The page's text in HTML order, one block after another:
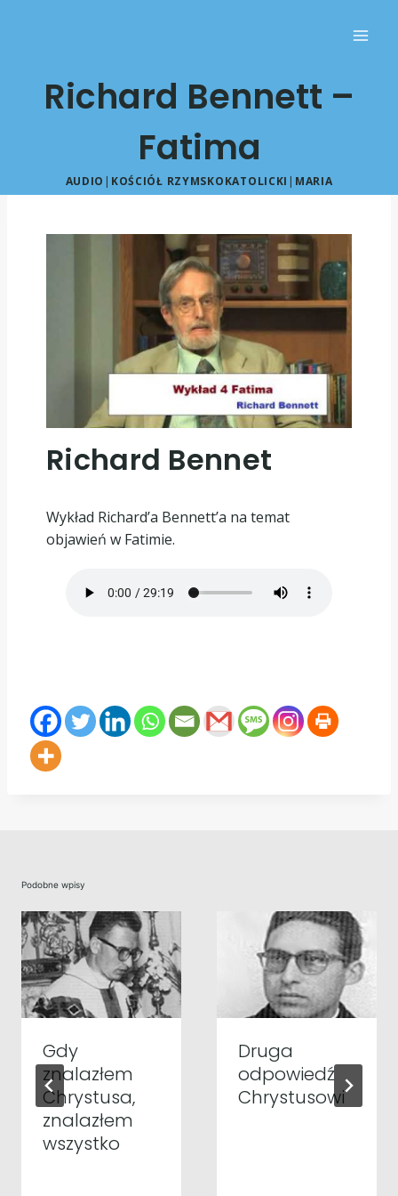
Richard Bennett –
Fatima
AUDIO | KOŚCIÓŁ RZYMSKOKATOLICKI | MARIA
Richard Bennet
Wykład Richard’a Bennett’a na temat
objawień w Fatimie.
Podobne wpisy
Gdy
znalazłem
Chrystusa,
znalazłem
wszystko
Druga
odpowiedź
Chrystusowi